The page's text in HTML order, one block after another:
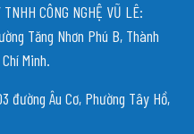
CÔNG NGHỆ VŨ LÊ:
Tăng Nhơn Phú B, Thành
Minh.
đường Âu Cơ, Phường Tây Hồ,